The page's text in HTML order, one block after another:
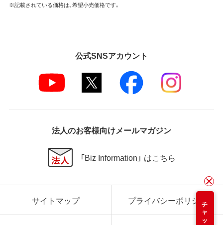
チャット
※記載されている価格は、希望小売価格です。
公式SNSアカウント
法人のお客様向けメールマガジン
「Biz Information」 はこちら
サイトマップ プライバシーポリシー